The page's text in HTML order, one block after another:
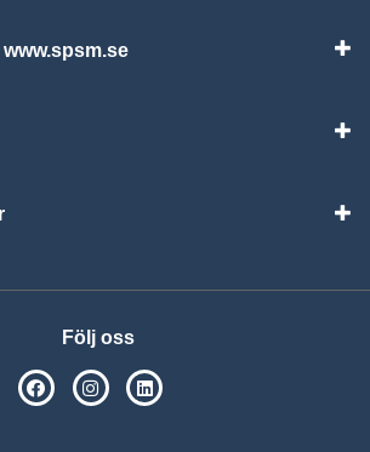
Följ oss
SPSM på Facebook
SPSM på Instagram